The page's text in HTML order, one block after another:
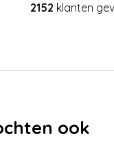
2152 klanten
ook